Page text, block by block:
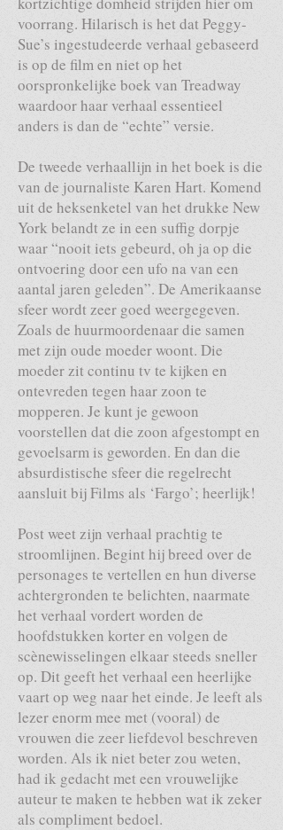
voorrang. Hilarisch is het dat Peggy-
Sue’s ingestudeerde verhaal gebaseerd
is op de film en niet op het
oorspronkelijke boek van Treadway
waardoor haar verhaal essentieel
anders is dan de “echte” versie.
De tweede verhaallijn in het boek is die
van de journaliste Karen Hart. Komend
uit de heksenketel van het drukke New
York belandt ze in een suffig dorpje
waar “nooit iets gebeurd, oh ja op die
ontvoering door een ufo na van een
aantal jaren geleden”. De Amerikaanse
sfeer wordt zeer goed weergegeven.
Zoals de huurmoordenaar die samen
met zijn oude moeder woont. Die
moeder zit continu tv te kijken en
ontevreden tegen haar zoon te
mopperen. Je kunt je gewoon
voorstellen dat die zoon afgestompt en
gevoelsarm is geworden. En dan die
absurdistische sfeer die regelrecht
aansluit bij Films als ‘Fargo’; heerlijk!
Post weet zijn verhaal prachtig te
stroomlijnen. Begint hij breed over de
personages te vertellen en hun diverse
achtergronden te belichten, naarmate
het verhaal vordert worden de
hoofdstukken korter en volgen de
scènewisselingen elkaar steeds sneller
op. Dit geeft het verhaal een heerlijke
vaart op weg naar het einde. Je leeft als
lezer enorm mee met (vooral) de
vrouwen die zeer liefdevol beschreven
worden. Als ik niet beter zou weten,
had ik gedacht met een vrouwelijke
auteur te maken te hebben wat ik zeker
als compliment bedoel.